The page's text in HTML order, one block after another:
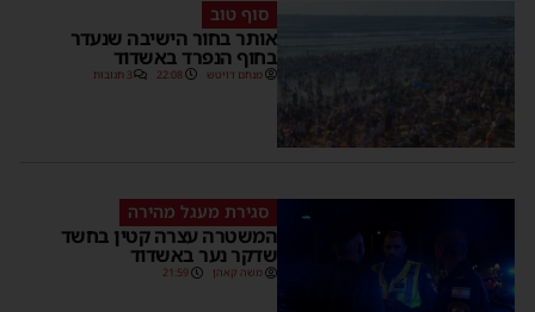
סוף טוב
אותר בחור הישיבה שנעדר
בחוף הנפרד באשדוד
מנחם דויטש 22:08 3 תגובות
סגירת מעגל מהירה
המשטרה עצרה קטין בחשד
שדקר נער באשדוד
משה קאהן 21:59